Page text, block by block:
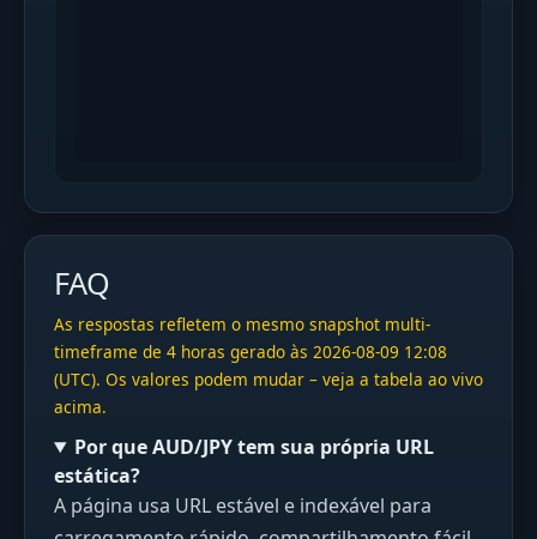
FAQ
As respostas refletem o mesmo snapshot multi-
timeframe de 4 horas gerado às 2026-08-09 12:08
(UTC). Os valores podem mudar – veja a tabela ao vivo
acima.
Por que AUD/JPY tem sua própria URL
estática?
A página usa URL estável e indexável para